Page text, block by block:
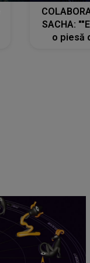
SACHA:
o piesă